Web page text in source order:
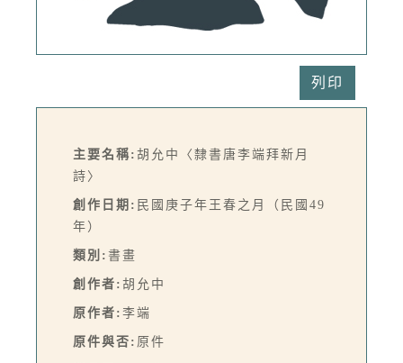
列印
主要名稱: 胡允中〈隸書唐李端拜新月
詩〉
創作日期: 民國庚子年王春之月（民國49
年）
類別: 書畫
創作者: 胡允中
原作者: 李端
原件與否: 原件